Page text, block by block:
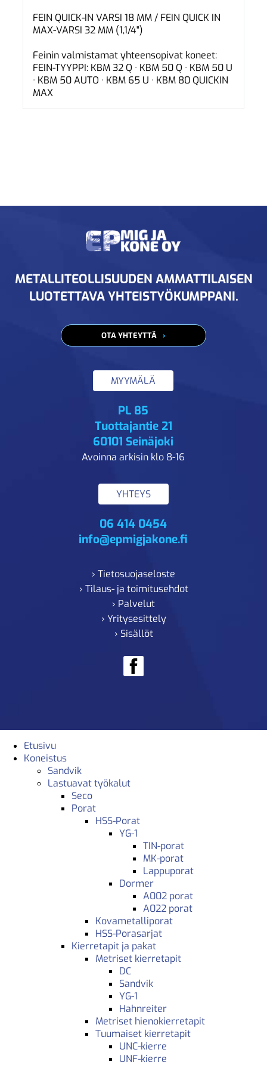
FEIN QUICK-IN VARSI 18 MM / FEIN QUICK IN
MAX-VARSI 32 MM (1,1/4")
Feinin valmistamat yhteensopivat koneet:
FEIN-TYYPPI: KBM 32 Q · KBM 50 Q · KBM 50 U
· KBM 50 AUTO · KBM 65 U · KBM 80 QUICKIN
MAX
METALLITEOLLISUUDEN AMMATTILAISEN
LUOTETTAVA YHTEISTYÖKUMPPANI.
OTA YHTEYTTÄ
MYYMÄLÄ
PL 85
Tuottajantie 21
60101 Seinäjoki
Avoinna arkisin klo 8-16
YHTEYS
06 414 0454
info@epmigjakone.fi
› Tietosuojaseloste
› Tilaus- ja toimitusehdot
› Palvelut
› Yritysesittely
› Sisällöt
Etusivu
Koneistus
Sandvik
Lastuavat työkalut
Seco
Porat
HSS-Porat
YG-1
TIN-porat
MK-porat
Lappuporat
Dormer
A002 porat
A022 porat
Kovametalliporat
HSS-Porasarjat
Kierretapit ja pakat
Metriset kierretapit
DC
Sandvik
YG-1
Hahnreiter
Metriset hienokierretapit
Tuumaiset kierretapit
UNC-kierre
UNF-kierre